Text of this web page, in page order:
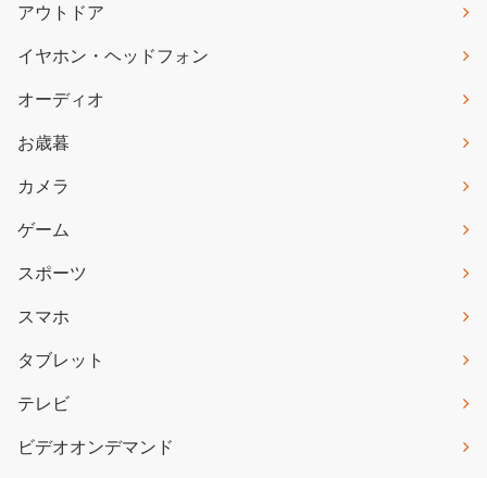
アウトドア
イヤホン・ヘッドフォン
オーディオ
お歳暮
カメラ
ゲーム
スポーツ
スマホ
タブレット
テレビ
ビデオオンデマンド